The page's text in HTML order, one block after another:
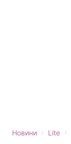
Новини › Lite ›